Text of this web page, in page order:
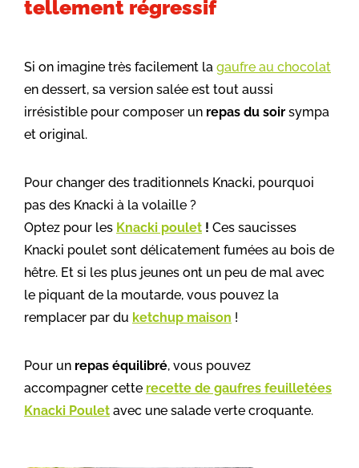
tellement régressif
Si on imagine très facilement la gaufre au chocolat
en dessert, sa version salée est tout aussi
irrésistible pour composer un repas du soir sympa
et original.
Pour changer des traditionnels Knacki, pourquoi
pas des Knacki à la volaille ?
Optez pour les Knacki poulet ! Ces saucisses
Knacki poulet sont délicatement fumées au bois de
hêtre. Et si les plus jeunes ont un peu de mal avec
le piquant de la moutarde, vous pouvez la
remplacer par du ketchup maison !
Pour un repas équilibré, vous pouvez
accompagner cette recette de gaufres feuilletées
Knacki Poulet avec une salade verte croquante.